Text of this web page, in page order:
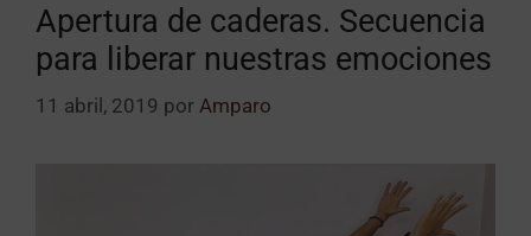
Apertura de caderas. Secuencia
para liberar nuestras emociones
11 abril, 2019 por Amparo